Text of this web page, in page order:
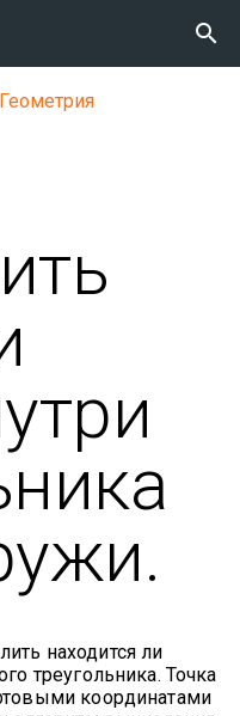

Геометрия
находится ли
треугольника. Точка
координатами